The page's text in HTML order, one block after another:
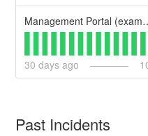
30 days ago
Past Incidents